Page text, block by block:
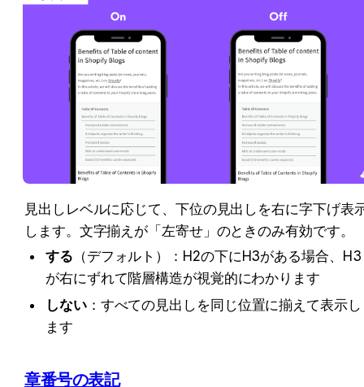
見出しレベルに応じて、下位の見出しを右に字下げ表
します。文字揃えが「左寄せ」のときのみ有効です。
する （デフォルト）：H2の下にH3がある場合、H3
が右にずれて階層構造が視覚的にわかります
しない：すべての見出しを同じ位置に揃えて表示し
ます
章番号の表記